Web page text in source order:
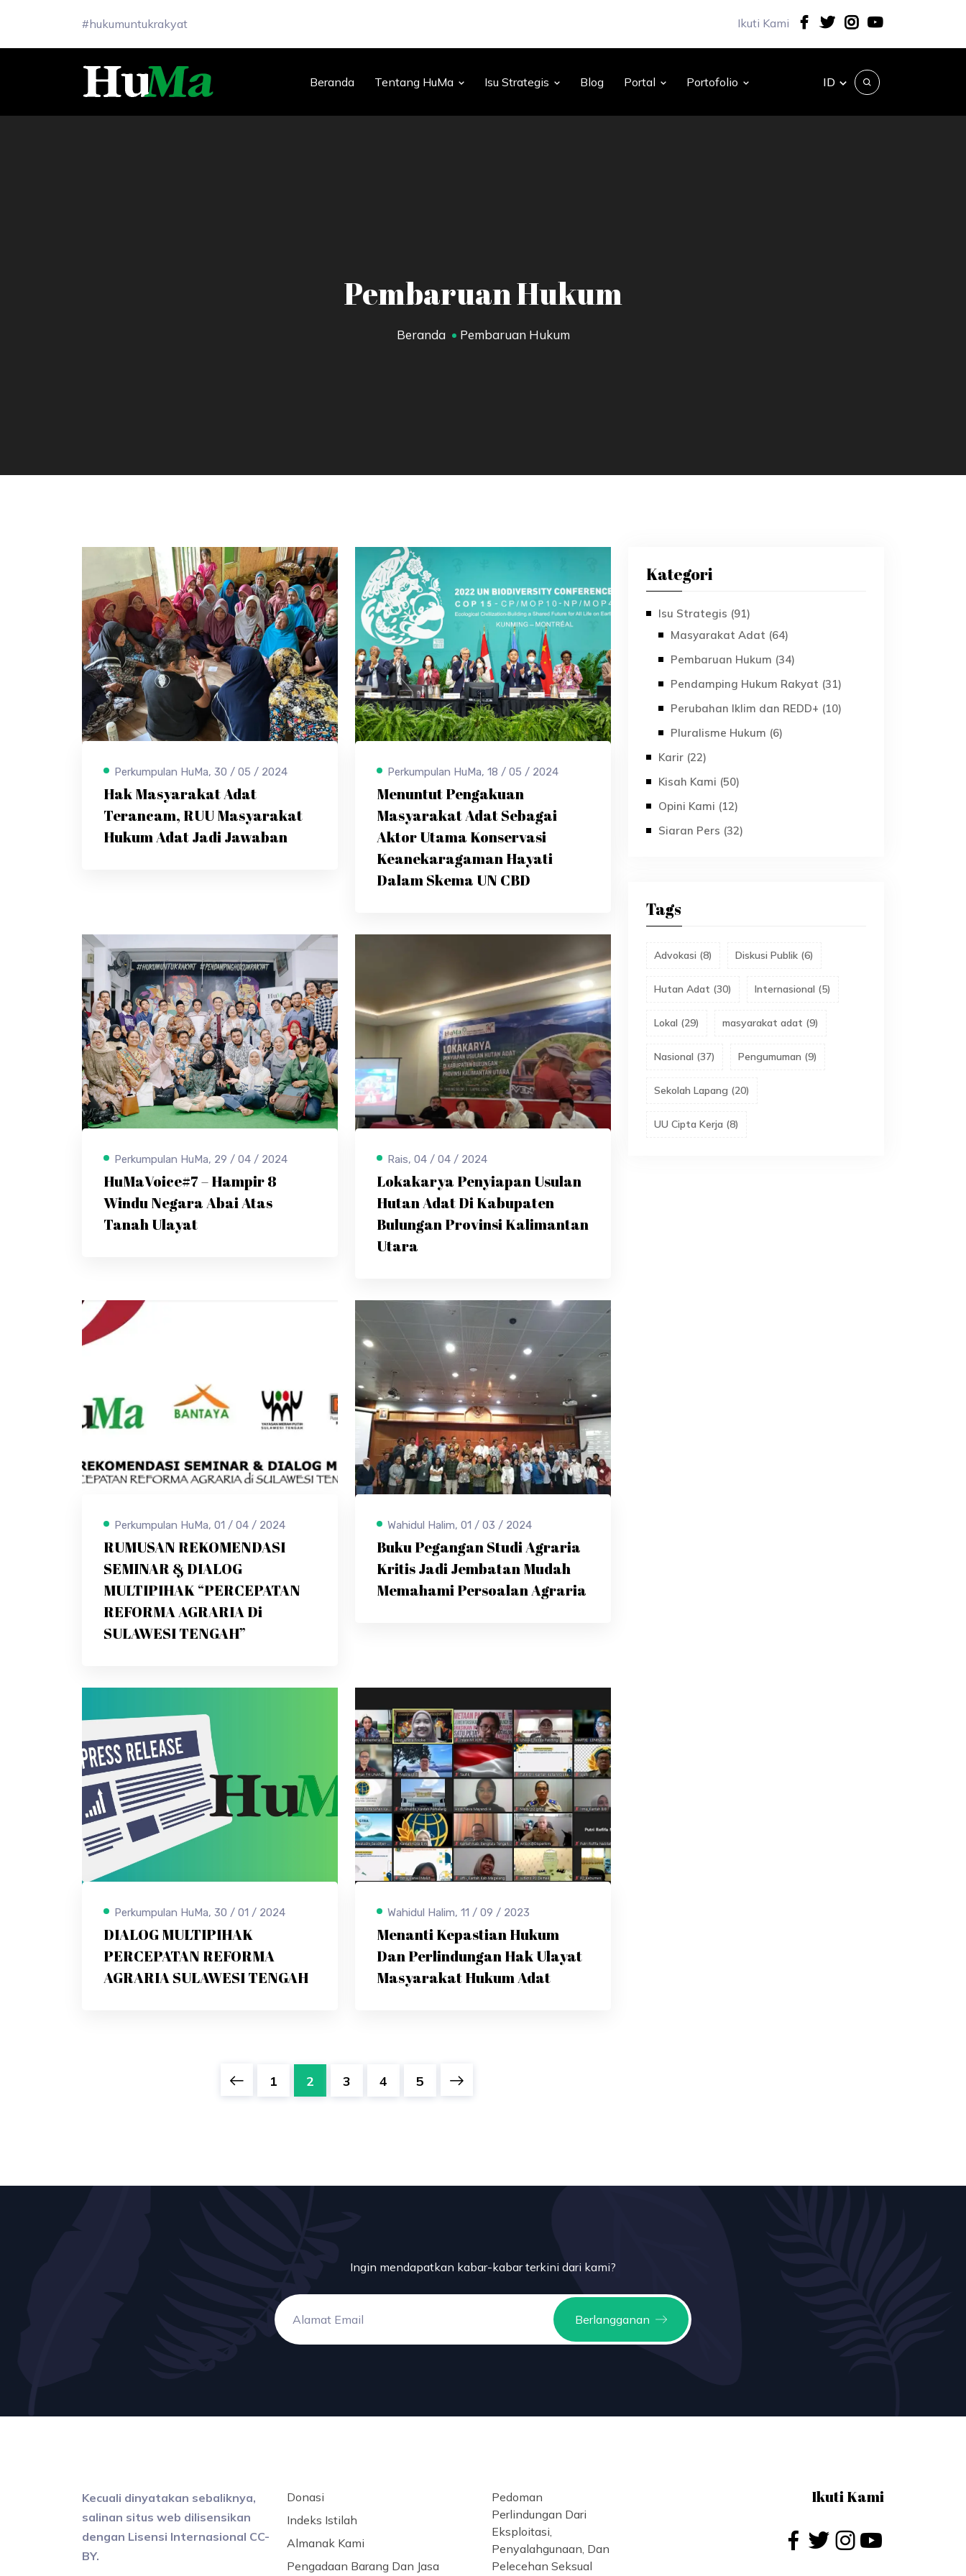
#hukumuntukrakyat Ikuti Kami
Beranda Tentang HuMa Isu Strategis Blog Portal Portofolio ID
Pembaruan Hukum
Beranda Pembaruan Hukum
Perkumpulan HuMa, 30 / 05 / 2024
Hak Masyarakat Adat
Terancam, RUU Masyarakat
Hukum Adat Jadi Jawaban
Perkumpulan HuMa, 18 / 05 / 2024
Menuntut Pengakuan
Masyarakat Adat Sebagai
Aktor Utama Konservasi
Keanekaragaman Hayati
Dalam Skema UN CBD
Perkumpulan HuMa, 29 / 04 / 2024
HuMaVoice#7 – Hampir 8
Windu Negara Abai Atas
Tanah Ulayat
Rais, 04 / 04 / 2024
Lokakarya Penyiapan Usulan
Hutan Adat Di Kabupaten
Bulungan Provinsi Kalimantan
Utara
Perkumpulan HuMa, 01 / 04 / 2024
RUMUSAN REKOMENDASI
SEMINAR & DIALOG
MULTIPIHAK “PERCEPATAN
REFORMA AGRARIA Di
SULAWESI TENGAH”
Wahidul Halim, 01 / 03 / 2024
Buku Pegangan Studi Agraria
Kritis Jadi Jembatan Mudah
Memahami Persoalan Agraria
Perkumpulan HuMa, 30 / 01 / 2024
DIALOG MULTIPIHAK
PERCEPATAN REFORMA
AGRARIA SULAWESI TENGAH
Wahidul Halim, 11 / 09 / 2023
Menanti Kepastian Hukum
Dan Perlindungan Hak Ulayat
Masyarakat Hukum Adat
1 2 3 4 5
Kategori
Isu Strategis (91)
Masyarakat Adat (64)
Pembaruan Hukum (34)
Pendamping Hukum Rakyat (31)
Perubahan Iklim dan REDD+ (10)
Pluralisme Hukum (6)
Karir (22)
Kisah Kami (50)
Opini Kami (12)
Siaran Pers (32)
Tags
Advokasi (8) Diskusi Publik (6)
Hutan Adat (30) Internasional (5)
Lokal (29) masyarakat adat (9)
Nasional (37) Pengumuman (9)
Sekolah Lapang (20)
UU Cipta Kerja (8)
Ingin mendapatkan kabar-kabar terkini dari kami?
Berlangganan
Kecuali dinyatakan sebaliknya,
salinan situs web dilisensikan
dengan Lisensi Internasional CC-
BY.
Donasi
Indeks Istilah
Almanak Kami
Pengadaan Barang Dan Jasa
Pedoman
Perlindungan Dari
Eksploitasi,
Penyalahgunaan, Dan
Pelecehan Seksual
Ikuti Kami